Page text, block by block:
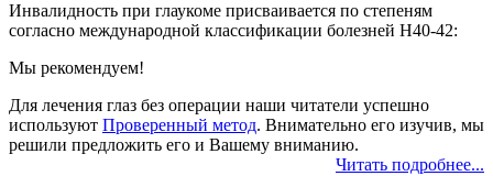
Инвалидность при глаукоме присваивается по степеням
согласно международной классификации болезней Н40-42:
Мы рекомендуем!
Для лечения глаз без операции наши читатели успешно
используют Проверенный метод. Внимательно его изучив, мы
решили предложить его и Вашему вниманию.
Читать подробнее...